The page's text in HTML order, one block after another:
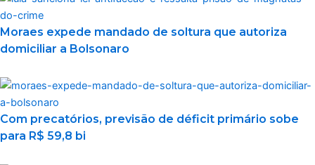
Moraes expede mandado de soltura que autoriza
domiciliar a Bolsonaro
Com precatórios, previsão de déficit primário sobe
para R$ 59,8 bi